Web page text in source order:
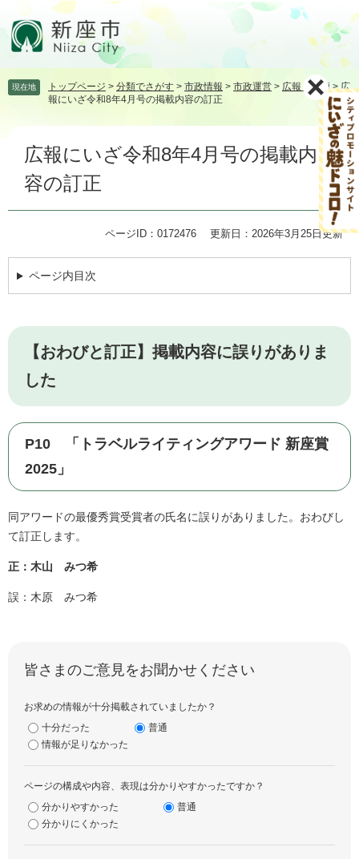
頭飛 現在地 トップページ > 分類でさがす > 市政情報 > 市政運営 > 広報・広聴 >広
報にいざ令和8年4月号の掲載内容の訂正
広報にいざ令和8年4月号の掲載内
容の訂正
ページID：0172476 更新日：2026年3月25日更新
ページ内目次
【おわびと訂正】掲載内容に誤りがありま
した
P10 「トラベルライティングアワード 新座賞
2025」
同アワードの最優秀賞受賞者の氏名に誤りがありました。おわびし
て訂正します。
正：木山 みつ希
誤：木原 みつ希
皆さまのご意見をお聞かせください
お求めの情報が十分掲載されていましたか？
十分だった
普通
情報が足りなかった
ページの構成や内容、表現は分かりやすかったですか？
分かりやすかった
普通
分かりにくかった